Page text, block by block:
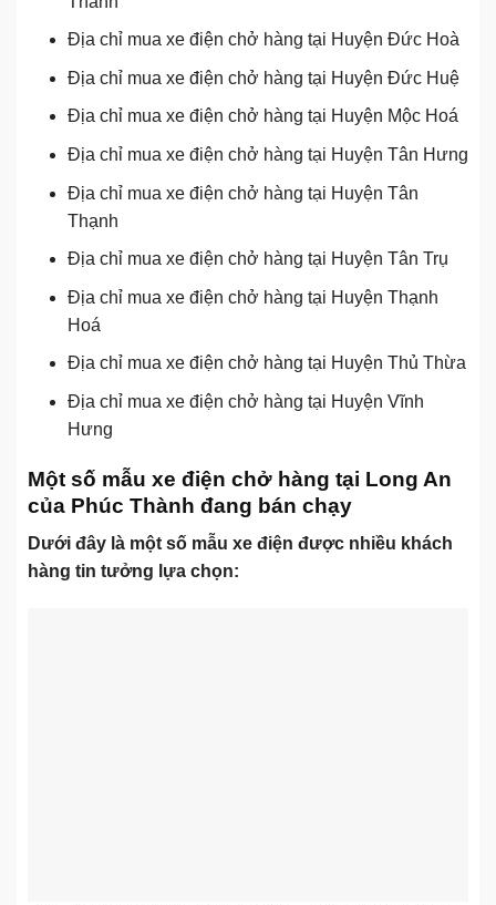
Địa chỉ mua xe điện chở hàng tại Huyện Đức Hoà
Địa chỉ mua xe điện chở hàng tại Huyện Đức Huệ
Địa chỉ mua xe điện chở hàng tại Huyện Mộc Hoá
Địa chỉ mua xe điện chở hàng tại Huyện Tân Hưng
Địa chỉ mua xe điện chở hàng tại Huyện Tân
Thạnh
Địa chỉ mua xe điện chở hàng tại Huyện Tân Trụ
Địa chỉ mua xe điện chở hàng tại Huyện Thạnh
Hoá
Địa chỉ mua xe điện chở hàng tại Huyện Thủ Thừa
Địa chỉ mua xe điện chở hàng tại Huyện Vĩnh
Hưng
Một số mẫu xe điện chở hàng tại Long An
của Phúc Thành đang bán chạy
Dưới đây là một số mẫu xe điện được nhiều khách
hàng tin tưởng lựa chọn: